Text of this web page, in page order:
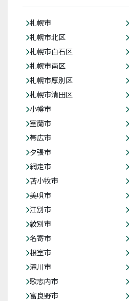
札幌市
札幌市北区
札幌市白石区
札幌市南区
札幌市厚別区
札幌市清田区
小樽市
室蘭市
帯広市
夕張市
網走市
苫小牧市
美唄市
江別市
紋別市
名寄市
根室市
滝川市
歌志内市
富良野市